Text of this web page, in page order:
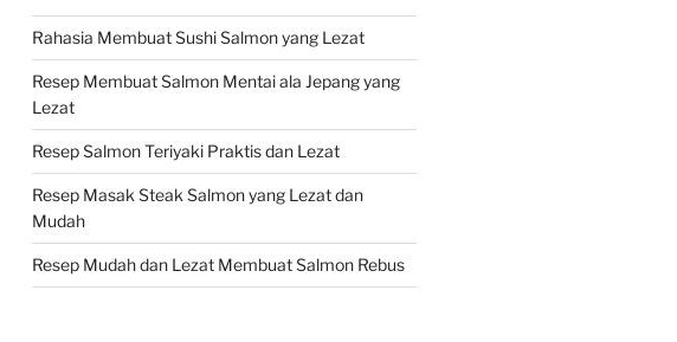
Rahasia Membuat Sushi Salmon yang Lezat
Resep Membuat Salmon Mentai ala Jepang yang
Lezat
Resep Salmon Teriyaki Praktis dan Lezat
Resep Masak Steak Salmon yang Lezat dan
Mudah
Resep Mudah dan Lezat Membuat Salmon Rebus